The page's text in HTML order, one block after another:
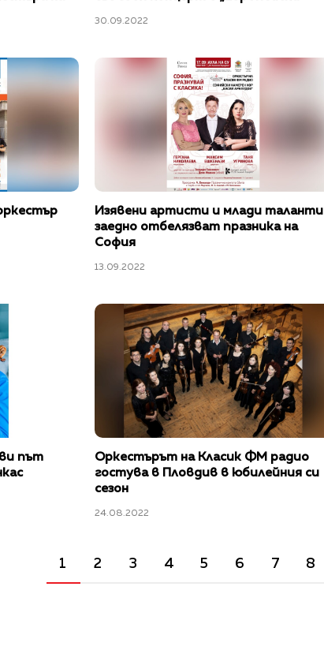
30.09.2022
Изявени артисти и млади таланти
заедно отбелязват празника на
София
13.09.2022
път
Оркестърът на Класик ФМ радио
гостува в Пловдив в юбилейния си
сезон
24.08.2022
1 2 3 4 5 6 7 8